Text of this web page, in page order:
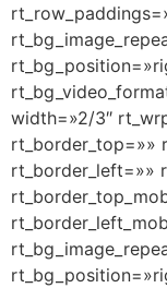
width=»2/3″
rt_border_top=»»
rt_border_left=»»